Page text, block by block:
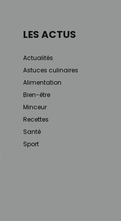
LES ACTUS
Actualités
Astuces culinaires
Alimentation
Bien-être
Minceur
Recettes
Santé
Sport